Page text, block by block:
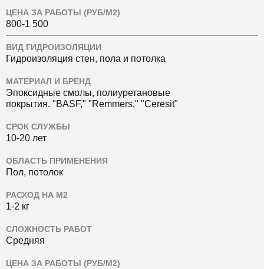
ЦЕНА ЗА РАБОТЫ (РУБ/М2)
800-1 500
ВИД ГИДРОИЗОЛЯЦИИ
Гидроизоляция стен, пола и потолка
МАТЕРИАЛ И БРЕНД
Эпоксидные смолы, полиуретановые
покрытия. "BASF," "Remmers," "Ceresit"
СРОК СЛУЖБЫ
10-20 лет
ОБЛАСТЬ ПРИМЕНЕНИЯ
Пол, потолок
РАСХОД НА М2
1-2 кг
СЛОЖНОСТЬ РАБОТ
Средняя
ЦЕНА ЗА РАБОТЫ (РУБ/М2)